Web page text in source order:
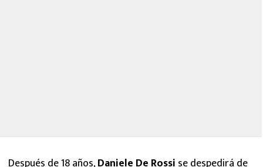
Después de 18 años,Daniele De Rossi se despedirá de